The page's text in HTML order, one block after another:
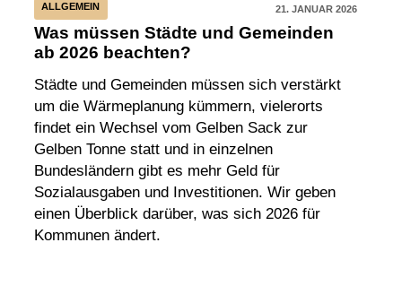
ALLGEMEIN 21. JANUAR 2026
Was müssen Städte und Gemeinden
ab 2026 beachten?
Städte und Gemeinden müssen sich verstärkt
um die Wärmeplanung kümmern, vielerorts
findet ein Wechsel vom Gelben Sack zur
Gelben Tonne statt und in einzelnen
Bundesländern gibt es mehr Geld für
Sozialausgaben und Investitionen. Wir geben
einen Überblick darüber, was sich 2026 für
Kommunen ändert.